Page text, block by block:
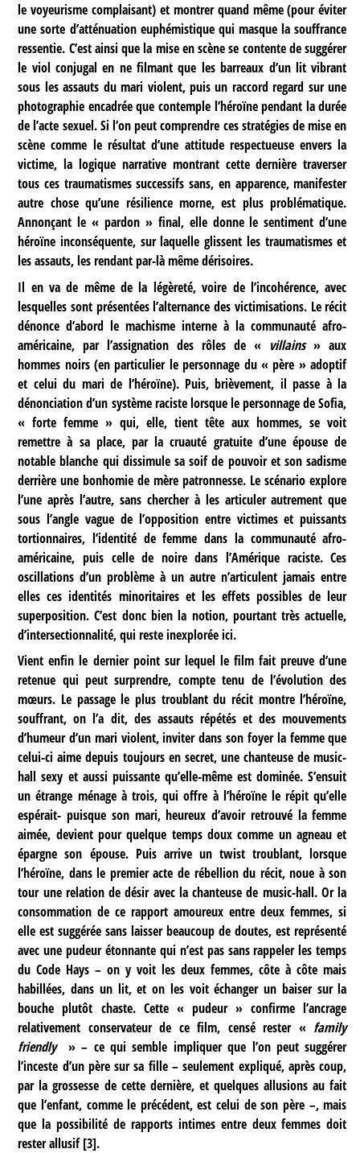
le voyeurisme complaisant) et montrer quand même (pour éviter
une sorte d’atténuation euphémistique qui masque la souffrance
ressentie. C’est ainsi que la mise en scène se contente de suggérer
le viol conjugal en ne filmant que les barreaux d’un lit vibrant
sous les assauts du mari violent, puis un raccord regard sur une
photographie encadrée que contemple l’héroïne pendant la durée
de l’acte sexuel. Si l’on peut comprendre ces stratégies de mise en
scène comme le résultat d’une attitude respectueuse envers la
victime, la logique narrative montrant cette dernière traverser
tous ces traumatismes successifs sans, en apparence, manifester
autre chose qu’une résilience morne, est plus problématique.
Annonçant le « pardon » final, elle donne le sentiment d’une
héroïne inconséquente, sur laquelle glissent les traumatismes et
les assauts, les rendant par-là même dérisoires.
Il en va de même de la légèreté, voire de l’incohérence, avec
lesquelles sont présentées l’alternance des victimisations. Le récit
dénonce d’abord le machisme interne à la communauté afro-
américaine, par l’assignation des rôles de « villains» aux
hommes noirs (en particulier le personnage du « père » adoptif
et celui du mari de l’héroïne). Puis, brièvement, il passe à la
dénonciation d’un système raciste lorsque le personnage de Sofia,
« forte femme » qui, elle, tient tête aux hommes, se voit
remettre à sa place, par la cruauté gratuite d’une épouse de
notable blanche qui dissimule sa soif de pouvoir et son sadisme
derrière une bonhomie de mère patronnesse. Le scénario explore
l’une après l’autre, sans chercher à les articuler autrement que
sous l’angle vague de l’opposition entre victimes et puissants
tortionnaires, l’identité de femme dans la communauté afro-
américaine, puis celle de noire dans l’Amérique raciste. Ces
oscillations d’un problème à un autre n’articulent jamais entre
elles ces identités minoritaires et les effets possibles de leur
superposition. C’est donc bien la notion, pourtant très actuelle,
d’intersectionnalité, qui reste inexplorée ici.
Vient enfin le dernier point sur lequel le film fait preuve d’une
retenue qui peut surprendre, compte tenu de l’évolution des
mœurs. Le passage le plus troublant du récit montre l’héroïne,
souffrant, on l’a dit, des assauts répétés et des mouvements
d’humeur d’un mari violent, inviter dans son foyer la femme que
celui-ci aime depuis toujours en secret, une chanteuse de music-
hall sexy et aussi puissante qu’elle-même est dominée. S’ensuit
un étrange ménage à trois, qui offre à l’héroïne le répit qu’elle
espérait- puisque son mari, heureux d’avoir retrouvé la femme
aimée, devient pour quelque temps doux comme un agneau et
épargne son épouse. Puis arrive un twist troublant, lorsque
l’héroïne, dans le premier acte de rébellion du récit, noue à son
tour une relation de désir avec la chanteuse de music-hall. Or la
consommation de ce rapport amoureux entre deux femmes, si
elle est suggérée sans laisser beaucoup de doutes, est représenté
avec une pudeur étonnante qui n’est pas sans rappeler les temps
du Code Hays – on y voit les deux femmes, côte à côte mais
habillées, dans un lit, et on les voit échanger un baiser sur la
bouche plutôt chaste. Cette « pudeur » confirme l’ancrage
relativement conservateur de ce film, censé rester « family
friendly » – ce qui semble impliquer que l’on peut suggérer
l’inceste d’un père sur sa fille – seulement expliqué, après coup,
par la grossesse de cette dernière, et quelques allusions au fait
que l’enfant, comme le précédent, est celui de son père –, mais
que la possibilité de rapports intimes entre deux femmes doit
rester allusif[3].